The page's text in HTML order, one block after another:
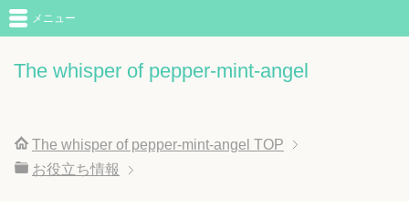
The whisper of pepper-mint-angel
メニュー
The whisper of pepper-mint-angel TOP
お役立ち情報